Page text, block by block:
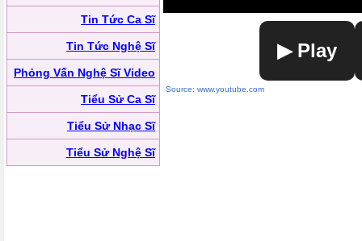
Tin Tức Ca Sĩ
Tin Tức Nghệ Sĩ
Phỏng Vấn Nghệ Sĩ Video
Tiểu Sử Ca Sĩ
Tiểu Sử Nhạc Sĩ
Tiểu Sử Nghệ Sĩ
▶ Play
Source: www.youtube.com